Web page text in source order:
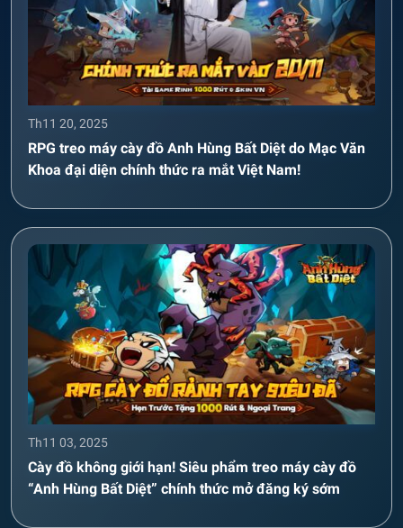
Th11 20, 2025
RPG treo máy cày đồ Anh Hùng Bất Diệt do Mạc Văn
Khoa đại diện chính thức ra mắt Việt Nam!
Th11 03, 2025
Cày đồ không giới hạn! Siêu phẩm treo máy cày đồ
“Anh Hùng Bất Diệt” chính thức mở đăng ký sớm